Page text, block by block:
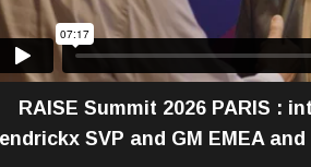
RAISE Summit 2026 PARIS :
SVP and GM EMEA